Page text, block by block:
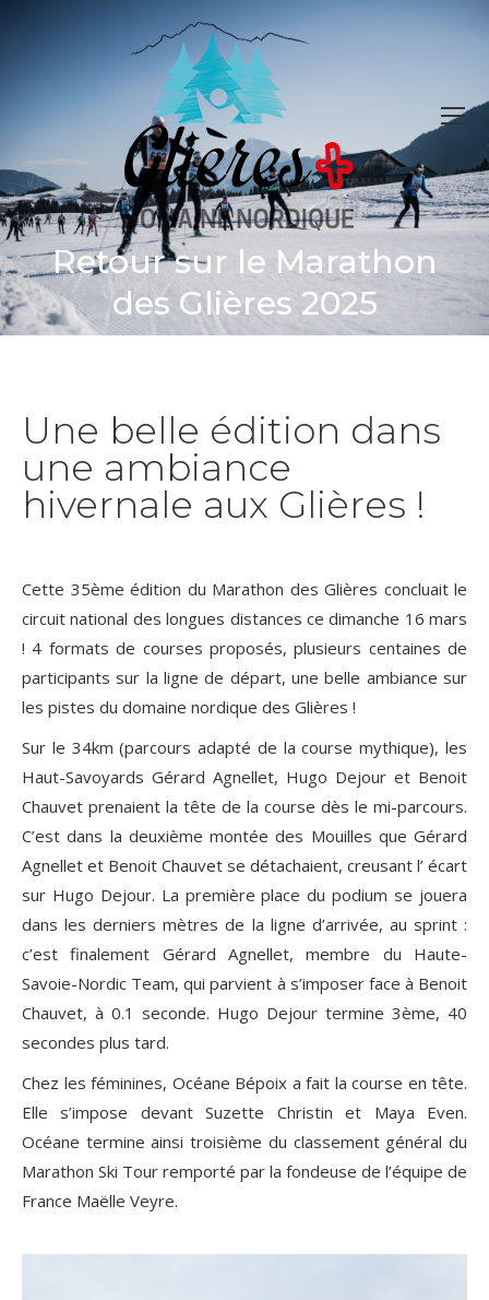
Retour sur le Marathon
des Glières 2025
Une belle édition dans
une ambiance
hivernale aux Glières !
Cette 35ème édition du Marathon des Glières concluait le
circuit national des longues distances ce dimanche 16 mars
! 4 formats de courses proposés, plusieurs centaines de
participants sur la ligne de départ, une belle ambiance sur
les pistes du domaine nordique des Glières !
Sur le 34km (parcours adapté de la course mythique), les
Haut-Savoyards Gérard Agnellet, Hugo Dejour et Benoit
Chauvet prenaient la tête de la course dès le mi-parcours.
C’est dans la deuxième montée des Mouilles que Gérard
Agnellet et Benoit Chauvet se détachaient, creusant l’ écart
sur Hugo Dejour. La première place du podium se jouera
dans les derniers mètres de la ligne d’arrivée, au sprint :
c’est finalement Gérard Agnellet, membre du Haute-
Savoie-Nordic Team, qui parvient à s’imposer face à Benoit
Chauvet, à 0.1 seconde. Hugo Dejour termine 3ème, 40
secondes plus tard.
Chez les féminines, Océane Bépoix a fait la course en tête.
Elle s’impose devant Suzette Christin et Maya Even.
Océane termine ainsi troisième du classement général du
Marathon Ski Tour remporté par la fondeuse de l’équipe de
France Maëlle Veyre.